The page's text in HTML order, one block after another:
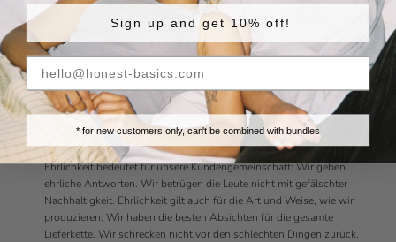
haben möglichst viele Menschen die Möglichkeit, nachhaltige Mode zu
genießen.
4. Für wen tun wir das?
Für dich! Für Menschen, wie uns:
🦩 aufmerksam
🦩 jung
🦩 motiviert, mehr zu erreichen
5. Was sind unsere Werte?
Ehrlichkeit bedeutet für unsere Kundengemeinschaft: Wir geben
ehrliche Antworten. Wir betrügen die Leute nicht mit gefälschter
Nachhaltigkeit. Ehrlichkeit gilt auch für die Art und Weise, wie wir
produzieren: Wir haben die besten Absichten für die gesamte
Lieferkette. Wir schrecken nicht vor den schlechten Dingen zurück,
Sign up and get 10% off!
* for new customers only, can't be combined with bundles